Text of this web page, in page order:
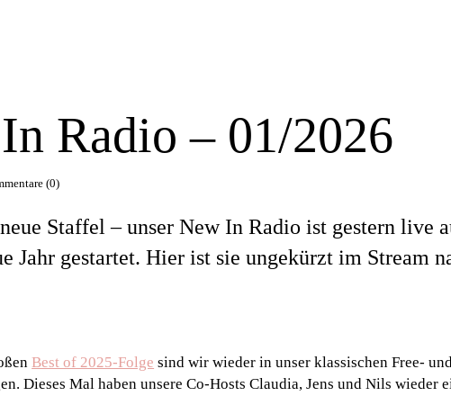
Radio – 01/2026
(0)
Staffel – unser New In Radio ist gestern live
Jahr gestartet. Hier ist sie ungekürzt im Stream
Best of 2025-Folge sind wir wieder in unser klassischen Free-
Dieses Mal haben unsere Co-Hosts Claudia, Jens und Nils wieder